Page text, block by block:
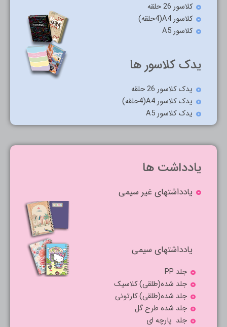
کلاسور 26 حلقه
کلاسور A4(4حلقه)
کلاسور A5
یدک کلاسور ها
یدک کلاسور 26 حلقه
یدک کلاسور A4(4حلقه)
یدک کلاسور A5
یادداشت ها
یادداشتهای غیر سیمی
یادداشتهای سیمی
جلد PP
جلد شده(طلقی) کلاسیک
جلد شده(طلقی) کارتونی
جلد شده طرح گل
جلد پارچه ای